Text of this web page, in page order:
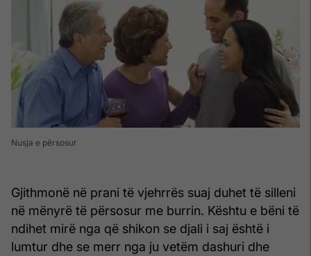
Nusja e përsosur
Gjithmonë në prani të vjehrrës suaj duhet të silleni
në mënyrë të përsosur me burrin. Kështu e bëni të
ndihet mirë nga që shikon se djali i saj është i
lumtur dhe se merr nga ju vetëm dashuri dhe